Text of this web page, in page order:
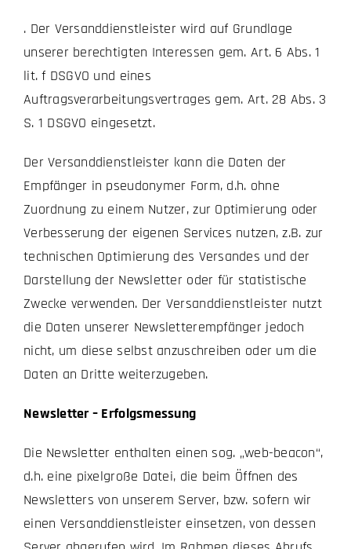
. Der Versanddienstleister wird auf Grundlage
unserer berechtigten Interessen gem. Art. 6 Abs. 1
lit. f DSGVO und eines
Auftragsverarbeitungsvertrages gem. Art. 28 Abs. 3
S. 1 DSGVO eingesetzt.
Der Versanddienstleister kann die Daten der
Empfänger in pseudonymer Form, d.h. ohne
Zuordnung zu einem Nutzer, zur Optimierung oder
Verbesserung der eigenen Services nutzen, z.B. zur
technischen Optimierung des Versandes und der
Darstellung der Newsletter oder für statistische
Zwecke verwenden. Der Versanddienstleister nutzt
die Daten unserer Newsletterempfänger jedoch
nicht, um diese selbst anzuschreiben oder um die
Daten an Dritte weiterzugeben.
Newsletter – Erfolgsmessung
Die Newsletter enthalten einen sog. „web-beacon“,
d.h. eine pixelgroße Datei, die beim Öffnen des
Newsletters von unserem Server, bzw. sofern wir
einen Versanddienstleister einsetzen, von dessen